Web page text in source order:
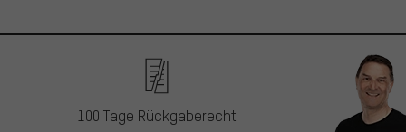
100 Tage Rückgaberecht